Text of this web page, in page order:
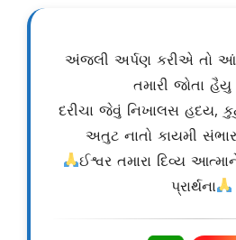
અંજલી અર્પણ કરીએ તો
તમારી જોતા
દરીચા જેવું નિખાલસ હદય,
અતુટ નાતો કાયમી
ઈશ્વર તમારા દિવ્ય
પ્રાર્થના